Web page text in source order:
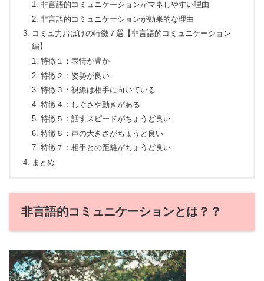
非言語的コミュニケーションがマネしやすい理由
非言語的コミュニケーションが効果的な理由
コミュ力おばけの特徴７選【非言語的コミュニケーション
編】
特徴１：表情が豊か
特徴２：姿勢が良い
特徴３：視線は相手に向いている
特徴４：しぐさや動きがある
特徴５：話すスピードがちょうど良い
特徴６：声の大きさがちょうど良い
特徴７：相手との距離がちょうど良い
まとめ
非言語的コミュニケーションとは？？